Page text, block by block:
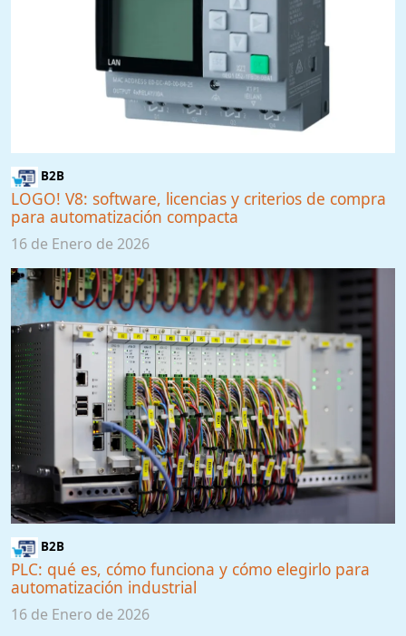
B2B
LOGO! V8: software, licencias y criterios de compra
para automatización compacta
16 de Enero de 2026
B2B
PLC: qué es, cómo funciona y cómo elegirlo para
automatización industrial
16 de Enero de 2026